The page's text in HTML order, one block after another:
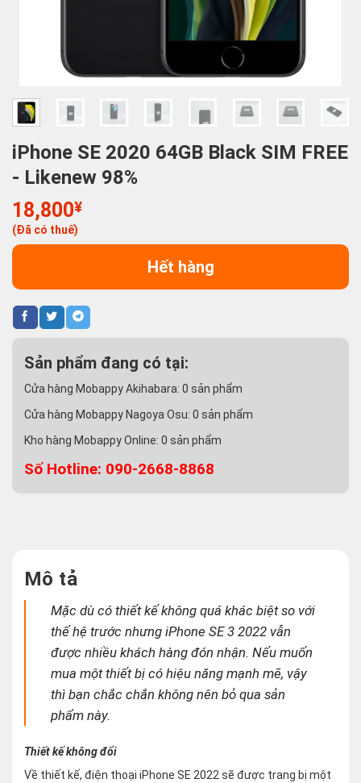
iPhone SE 2020 64GB Black SIM FREE
- Likenew 98%
18,800¥
(Đã có thuế)
Hết hàng
Sản phẩm đang có tại:
Cửa hàng Mobappy Akihabara: 0 sản phẩm
Cửa hàng Mobappy Nagoya Osu: 0 sản phẩm
Kho hàng Mobappy Online: 0 sản phẩm
Số Hotline: 090-2668-8868
Mô tả
Mặc dù có thiết kế không quá khác biệt so với
thế hệ trước nhưng iPhone SE 3 2022 vẫn
được nhiều khách hàng đón nhận. Nếu muốn
mua một thiết bị có hiệu năng mạnh mẽ, vậy
thì bạn chắc chắn không nên bỏ qua sản
phẩm này.
Thiết kế không đổi
Về thiết kế, điện thoại iPhone SE 2022 sẽ được trang bị một